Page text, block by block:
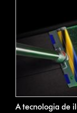
A tecnologia de